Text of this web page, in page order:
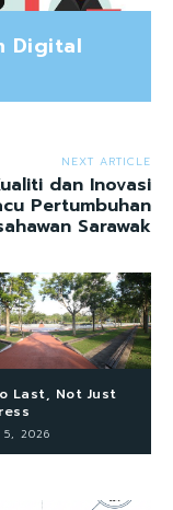
Digital
NEXT ARTICLE
dan Inovasi
Pertumbuhan
Sarawak
Last, Not Just
5, 2026